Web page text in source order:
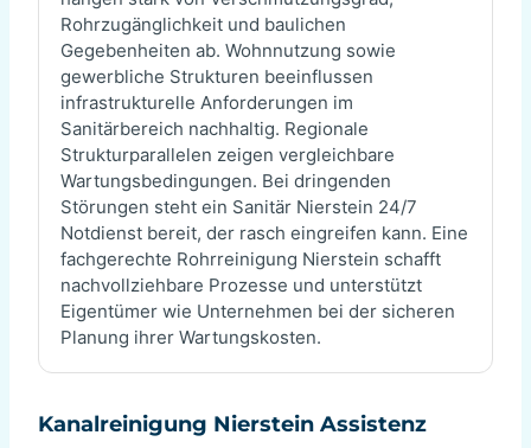
Rohrzugänglichkeit und baulichen
Gegebenheiten ab. Wohnnutzung sowie
gewerbliche Strukturen beeinflussen
infrastrukturelle Anforderungen im
Sanitärbereich nachhaltig. Regionale
Strukturparallelen zeigen vergleichbare
Wartungsbedingungen. Bei dringenden
Störungen steht ein Sanitär Nierstein 24/7
Notdienst bereit, der rasch eingreifen kann. Eine
fachgerechte Rohrreinigung Nierstein schafft
nachvollziehbare Prozesse und unterstützt
Eigentümer wie Unternehmen bei der sicheren
Planung ihrer Wartungskosten.
Kanalreinigung Nierstein Assistenz